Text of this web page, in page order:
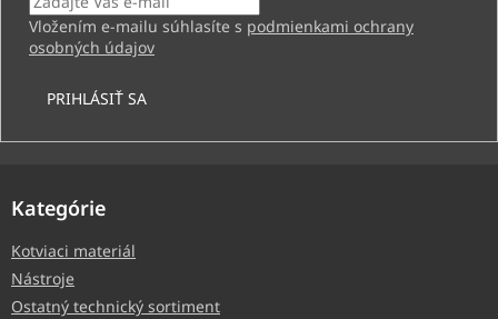
Vložením e-mailu súhlasíte s podmienkami ochrany
osobných údajov
PRIHLÁSIŤ SA
Kategórie
Kotviaci materiál
Nástroje
Ostatný technický sortiment